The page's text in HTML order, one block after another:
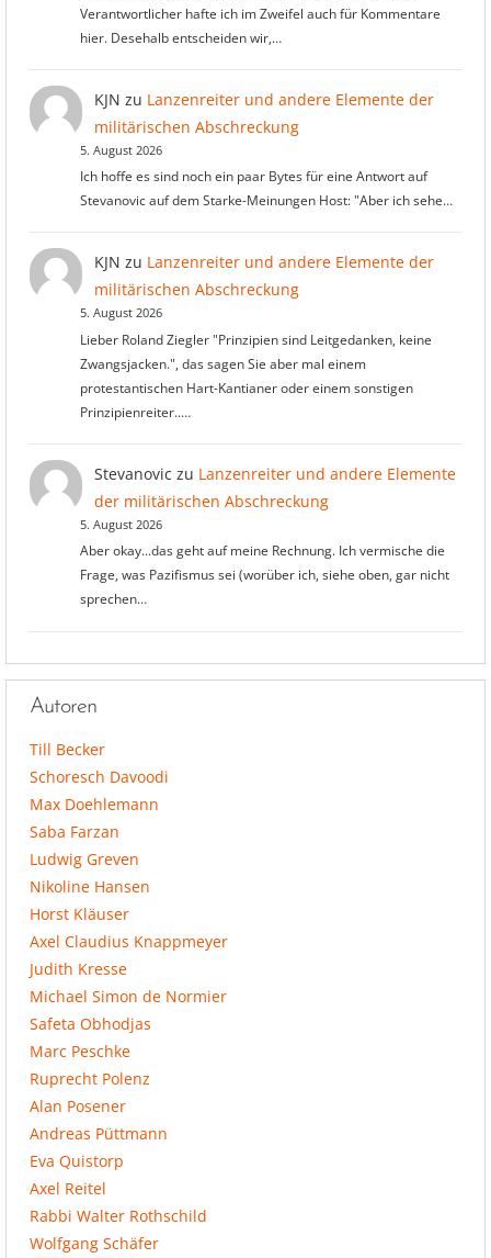
Verantwortlicher hafte ich im Zweifel auch für Kommentare
hier. Desehalb entscheiden wir,…
KJN zu Lanzenreiter und andere Elemente der
militärischen Abschreckung
5. August 2026
Ich hoffe es sind noch ein paar Bytes für eine Antwort auf
Stevanovic auf dem Starke-Meinungen Host: "Aber ich sehe…
KJN zu Lanzenreiter und andere Elemente der
militärischen Abschreckung
5. August 2026
Lieber Roland Ziegler "Prinzipien sind Leitgedanken, keine
Zwangsjacken.", das sagen Sie aber mal einem
protestantischen Hart-Kantianer oder einem sonstigen
Prinzipienreiter..…
Stevanovic zu Lanzenreiter und andere Elemente
der militärischen Abschreckung
5. August 2026
Aber okay...das geht auf meine Rechnung. Ich vermische die
Frage, was Pazifismus sei (worüber ich, siehe oben, gar nicht
sprechen…
Autoren
Till Becker
Schoresch Davoodi
Max Doehlemann
Saba Farzan
Ludwig Greven
Nikoline Hansen
Horst Kläuser
Axel Claudius Knappmeyer
Judith Kresse
Michael Simon de Normier
Safeta Obhodjas
Marc Peschke
Ruprecht Polenz
Alan Posener
Andreas Püttmann
Eva Quistorp
Axel Reitel
Rabbi Walter Rothschild
Wolfgang Schäfer